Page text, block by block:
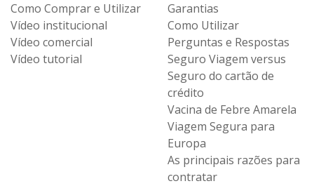
Como Comprar e Utilizar
Vídeo institucional
Vídeo comercial
Vídeo tutorial
Garantias
Como Utilizar
Perguntas e Respostas
Seguro Viagem versus
Seguro do cartão de
crédito
Vacina de Febre Amarela
Viagem Segura para
Europa
As principais razões para
contratar